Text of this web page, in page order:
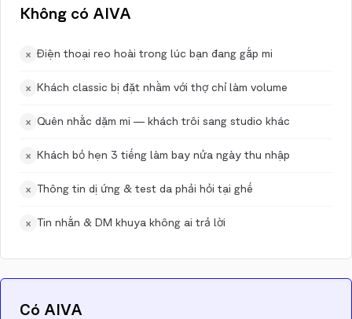
Không có AIVA
× Điện thoại reo hoài trong lúc bạn đang gắp mi
× Khách classic bị đặt nhầm với thợ chỉ làm volume
× Quên nhắc dặm mi — khách trôi sang studio khác
× Khách bỏ hẹn 3 tiếng làm bay nửa ngày thu nhập
× Thông tin dị ứng & test da phải hỏi tại ghế
× Tin nhắn & DM khuya không ai trả lời
Có AIVA